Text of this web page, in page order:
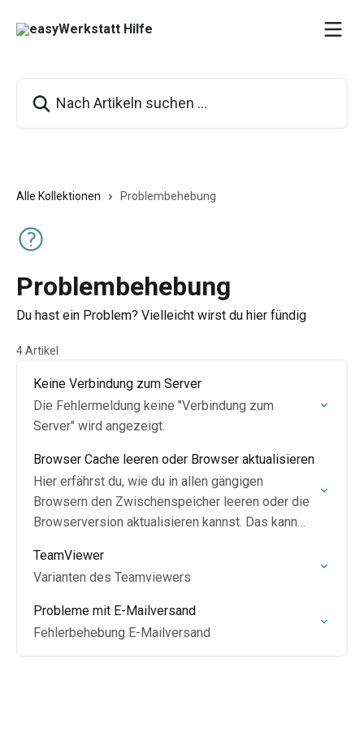
Alle Kollektionen Problembehebung
Problembehebung
Du hast ein Problem? Vielleicht wirst du hier fündig
4 Artikel
Keine Verbindung zum Server
Die Fehlermeldung keine "Verbindung zum
Server" wird angezeigt.
Browser Cache leeren oder Browser aktualisieren
Hier erfährst du, wie du in allen gängigen
Browsern den Zwischenspeicher leeren oder die
Browserversion aktualisieren kannst. Das kann
TeamViewer
Varianten des Teamviewers
Probleme mit E-Mailversand
Fehlerbehebung E-Mailversand